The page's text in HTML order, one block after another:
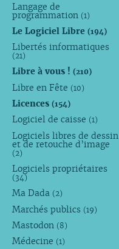
Langage de
programmation (1)
Le Logiciel Libre (194)
Libertés informatiques
(21)
Libre à vous ! (210)
Libre en Fête (10)
Licences (154)
Logiciel de caisse (1)
Logiciels libres de dessin
et de retouche d’image
(2)
Logiciels propriétaires
(34)
Ma Dada (2)
Marchés publics (19)
Mastodon (8)
Médecine (1)